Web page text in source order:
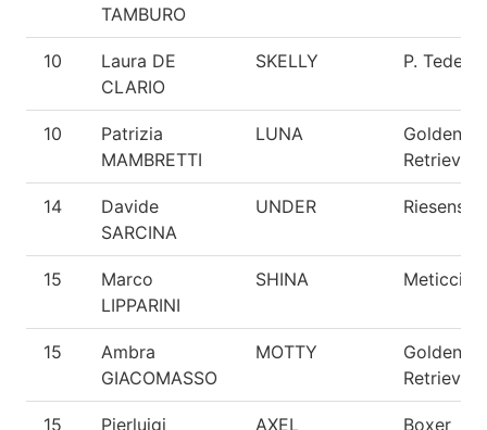
TAMBURO
10
Laura DE
CLARIO
SKELLY P.
10
Patrizia
MAMBRETTI
LUNA
Golden
Retriever
14
Davide
SARCINA
UNDER
15
Marco
LIPPARINI
SHINA Meticcio
15
Ambra
GIACOMASSO
MOTTY
Golden
Retriever
15 Pierluigi AXEL Boxer